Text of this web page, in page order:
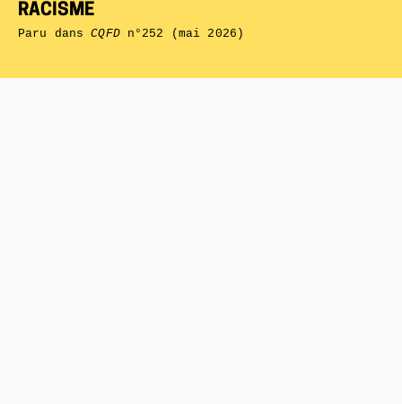
RACISME
Paru dansCQFDn°252 (mai 2026)